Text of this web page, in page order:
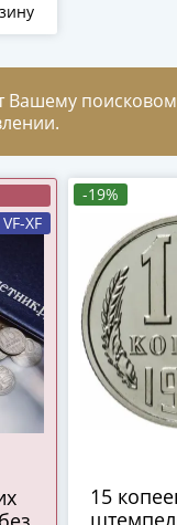
Вашему
VF-XF
-19%
15